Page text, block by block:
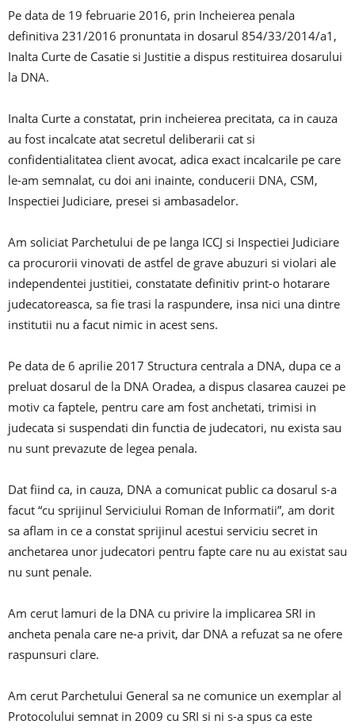
Pe data de 19 februarie 2016, prin Incheierea penala
definitiva 231/2016 pronuntata in dosarul 854/33/2014/a1,
Inalta Curte de Casatie si Justitie a dispus restituirea dosarului
la DNA.
Inalta Curte a constatat, prin incheierea precitata, ca in cauza
au fost incalcate atat secretul deliberarii cat si
confidentialitatea client avocat, adica exact incalcarile pe care
le-am semnalat, cu doi ani inainte, conducerii DNA, CSM,
Inspectiei Judiciare, presei si ambasadelor.
Am soliciat Parchetului de pe langa ICCJ si Inspectiei Judiciare
ca procurorii vinovati de astfel de grave abuzuri si violari ale
independentei justitiei, constatate definitiv print-o hotarare
judecatoreasca, sa fie trasi la raspundere, insa nici una dintre
institutii nu a facut nimic in acest sens.
Pe data de 6 aprilie 2017 Structura centrala a DNA, dupa ce a
preluat dosarul de la DNA Oradea, a dispus clasarea cauzei pe
motiv ca faptele, pentru care am fost anchetati, trimisi in
judecata si suspendati din functia de judecatori, nu exista sau
nu sunt prevazute de legea penala.
Dat fiind ca, in cauza, DNA a comunicat public ca dosarul s-a
facut “cu sprijinul Serviciului Roman de Informatii”, am dorit
sa aflam in ce a constat sprijinul acestui serviciu secret in
anchetarea unor judecatori pentru fapte care nu au existat sau
nu sunt penale.
Am cerut lamuri de la DNA cu privire la implicarea SRI in
ancheta penala care ne-a privit, dar DNA a refuzat sa ne ofere
raspunsuri clare.
Am cerut Parchetului General sa ne comunice un exemplar al
Protocolului semnat in 2009 cu SRI si ni s-a spus ca este